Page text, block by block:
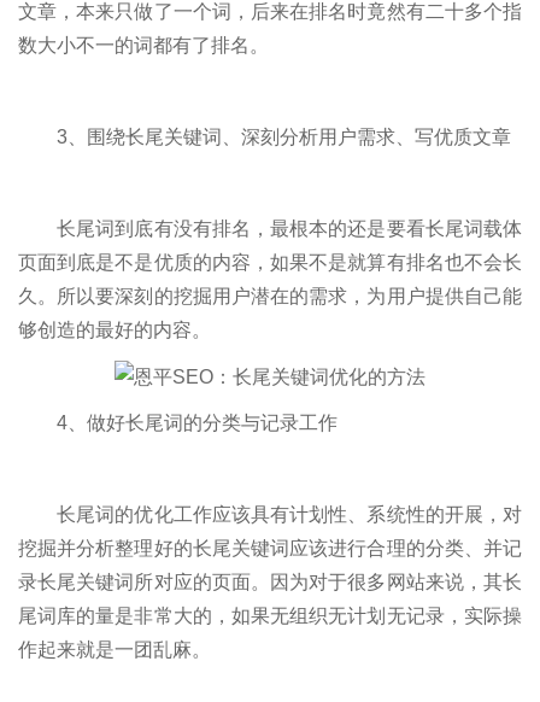
文章，本来只做了一个词，后来在排名时竟然有二十多个指
数大小不一的词都有了排名。
3、围绕长尾关键词、深刻分析用户需求、写优质文章
长尾词到底有没有排名，最根本的还是要看长尾词载体
页面到底是不是优质的内容，如果不是就算有排名也不会长
久。所以要深刻的挖掘用户潜在的需求，为用户提供自己能
够创造的最好的内容。
4、做好长尾词的分类与记录工作
长尾词的优化工作应该具有计划性、系统性的开展，对
挖掘并分析整理好的长尾关键词应该进行合理的分类、并记
录长尾关键词所对应的页面。因为对于很多网站来说，其长
尾词库的量是非常大的，如果无组织无计划无记录，实际操
作起来就是一团乱麻。